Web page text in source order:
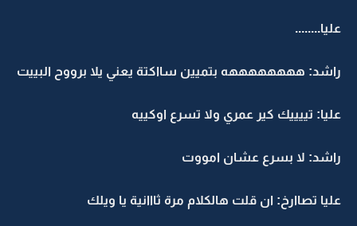
عليا........
راشد: ههههههههه بتميين سااكتة يعني يلا برووح البييت
عليا: تييييك كير عمري ولا تسرع اوكييه
راشد: لا بسرع عشان امووت
عليا تصاارخ: ان قلت هالكلام مرة ثااانية يا ويلك